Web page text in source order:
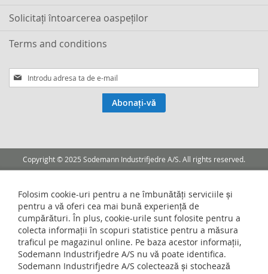
Solicitați întoarcerea oaspeților
Terms and conditions
Inscrieti-
va
Abonați-vă
Copyright © 2025 Sodemann Industrifjedre A/S. All rights reserved.
Folosim cookie-uri pentru a ne îmbunătăți serviciile și
pentru a vă oferi cea mai bună experiență de
cumpărături. În plus, cookie-urile sunt folosite pentru a
colecta informații în scopuri statistice pentru a măsura
traficul pe magazinul online. Pe baza acestor informații,
Sodemann Industrifjedre A/S nu vă poate identifica.
Sodemann Industrifjedre A/S colectează și stochează